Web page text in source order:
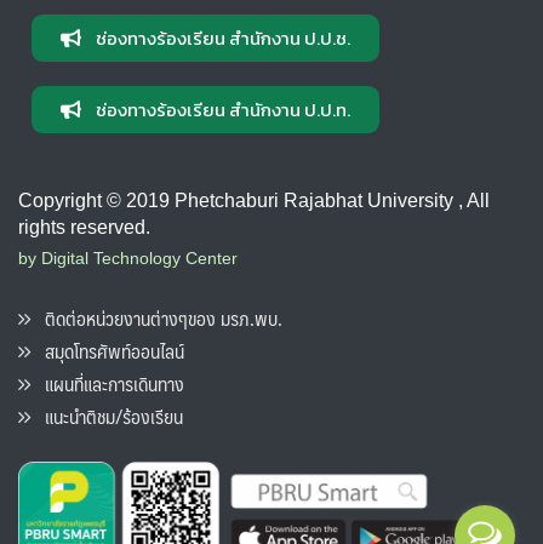
ช่องทางร้องเรียน สำนักงาน ป.ป.ช.
ช่องทางร้องเรียน สำนักงาน ป.ป.ท.
Copyright © 2019 Phetchaburi Rajabhat University , All
rights reserved.
by Digital Technology Center
ติดต่อหน่วยงานต่างๆของ มรภ.พบ.
สมุดโทรศัพท์ออนไลน์
แผนที่และการเดินทาง
แนะนำติชม/ร้องเรียน